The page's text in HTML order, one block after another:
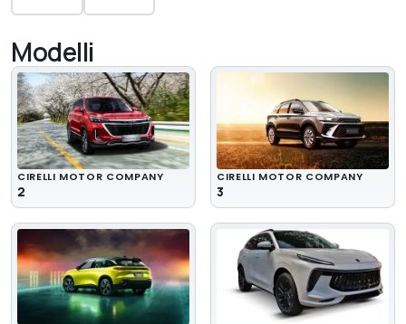
Modelli
CIRELLI MOTOR COMPANY
2
CIRELLI MOTOR COMPANY
3